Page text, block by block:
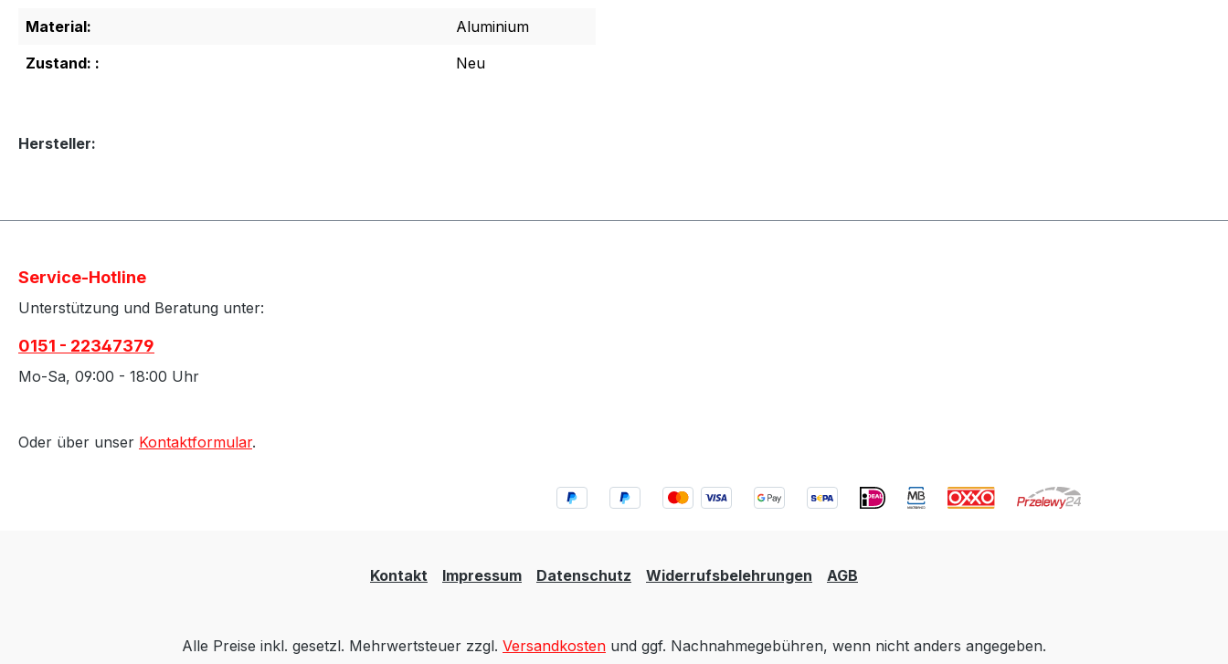
Material:
Aluminium
Zustand: :
Neu
Hersteller:
Service-Hotline
Unterstützung und Beratung unter:
0151 - 22347379
Mo-Sa, 09:00 - 18:00 Uhr
Oder über unser Kontaktformular.
Kontakt Impressum Datenschutz Widerrufsbelehrungen AGB
Alle Preise inkl. gesetzl. Mehrwertsteuer zzgl. Versandkosten und ggf. Nachnahmegebühren, wenn nicht anders angegeben.